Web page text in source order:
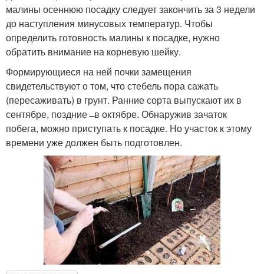
малины осеннюю посадку следует закончить за 3 недели
до наступления минусовых температур. Чтобы
определить готовность малины к посадке, нужно
обратить внимание на корневую шейку.
Формирующиеся на ней почки замещения
свидетельствуют о том, что стебель пора сажать
(пересаживать) в грунт. Ранние сорта выпускают их в
сентябре, поздние ̶ в октябре. Обнаружив зачаток
побега, можно приступать к посадке. Но участок к этому
времени уже должен быть подготовлен.